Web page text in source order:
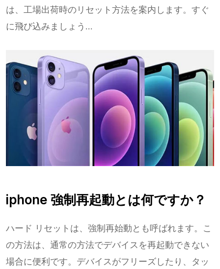
は、工場出荷時のリセット方法を案内します。すぐ
に飛び込みましょう...
iphone 強制再起動とは何ですか？
ハード リセットは、強制再始動とも呼ばれます。こ
の方法は、通常の方法でデバイスを再起動できない
場合に便利です。デバイスがフリーズしたり、タッ